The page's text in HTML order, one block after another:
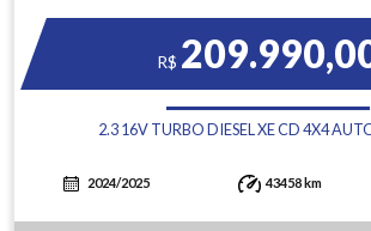
R$
2.3 16V TURBO DIESEL XE CD 4X4
2024/2025 43458 km